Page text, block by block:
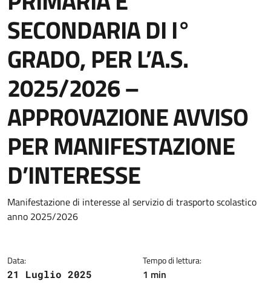
SECONDARIA DI I°
GRADO, PER L’A.S.
2025/2026 –
APPROVAZIONE AVVISO
PER MANIFESTAZIONE
D’INTERESSE
Dettagli della notizia
Manifestazione di interesse al servizio di trasporto scolastico
anno 2025/2026
Data:
21 Luglio 2025
Tempo di lettura:
1 min